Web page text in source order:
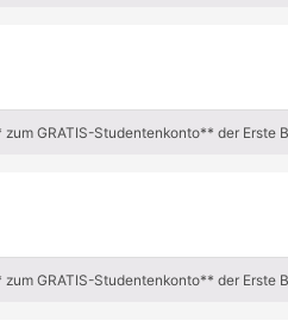
GRATIS-Studentenkonto** der Erste
GRATIS-Studentenkonto** der Erste